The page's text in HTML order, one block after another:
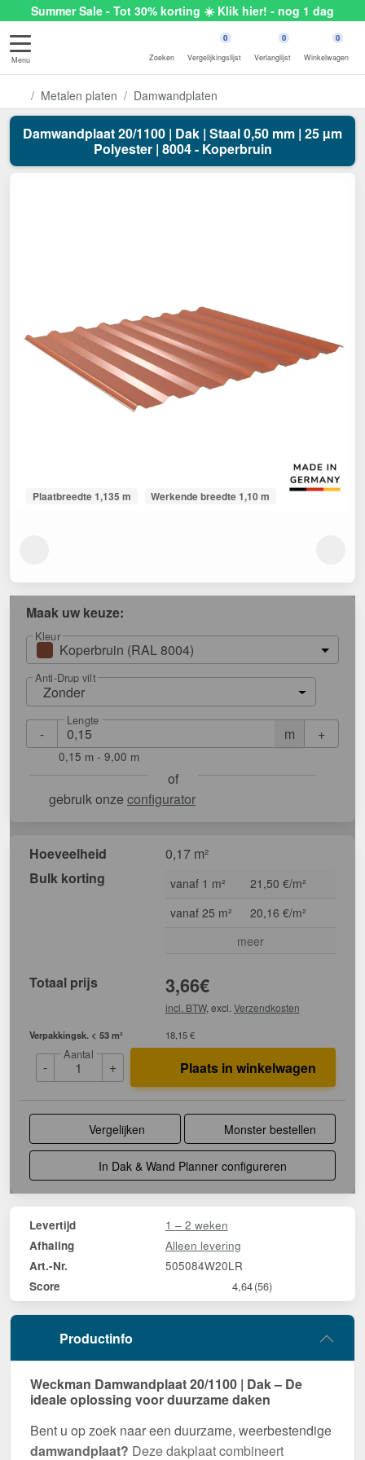
Summer Sale - Tot 30% korting ☀️ Klik hier! - nog 1 dag
Menu Zoeken
0
Vergelijkingslijst
0
Verlanglijst
0
Winkelwagen
Metalen platen Damwandplaten
Damwandplaat 20/1100 | Dak | Staal 0,50 mm | 25 µm
Polyester | 8004 - Koperbruin
Plaatbreedte 1,135 m Werkende breedte 1,10 m
Maak uw keuze:
Kleur
Koperbruin (RAL 8004)
Anti-Drup vilt
Zonder
- m
Lengte
+
0,15 m - 9,00 m
of
gebruik onze configurator
Hoeveelheid
0,17 m²
Bulk korting
vanaf 1 m²
21,50 €/m²
vanaf 25 m²
20,16 €/m²
meer
Totaal prijs 3,66€
incl. BTW, excl. Verzendkosten
Verpakkingsk. < 53 m² 18,15 €
-
Aantal
+ Plaats in winkelwagen
Vergelijken Monster bestellen
In Dak & Wand Planner configureren
Levertijd 1 – 2 weken
Afhaling Alleen levering
Art.-Nr. 505084W20LR
Score 4,64(56)
Productinfo
Weckman Damwandplaat 20/1100 | Dak – De
ideale oplossing voor duurzame daken
Bent u op zoek naar een duurzame, weerbestendige
damwandplaat? Deze dakplaat combineert